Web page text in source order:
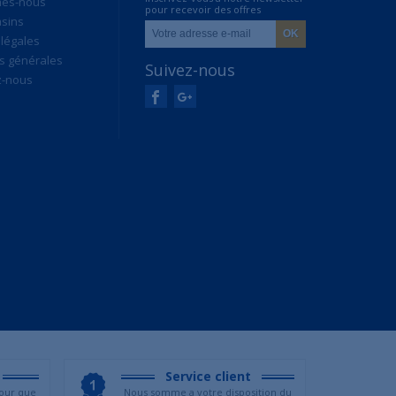
générales
nous
pour recevoir des offres
exclusives
Suivez-nous
que
Service client
Nous somme a votre disposition du